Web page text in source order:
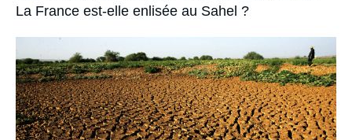
La France est-elle enlisée au Sahel ?
principale
médiatique